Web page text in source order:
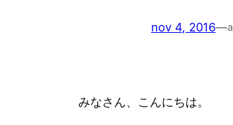
nov 4, 2016—
みなさん、こんにちは。